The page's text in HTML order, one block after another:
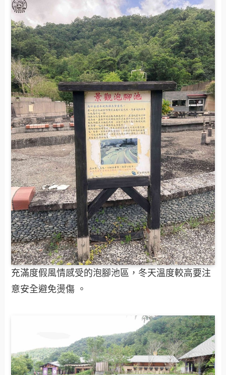
充滿度假風情感受的泡腳池區，冬天溫度較高要注
意安全避免燙傷 。